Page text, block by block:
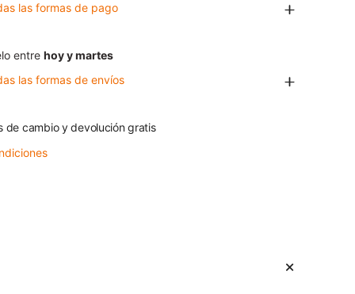
las formas de pago
entre hoy y martes
las formas de envíos
de cambio y devolución gratis